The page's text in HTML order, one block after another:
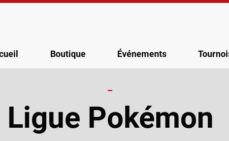
Boutique Événements
Ligue Pokémon